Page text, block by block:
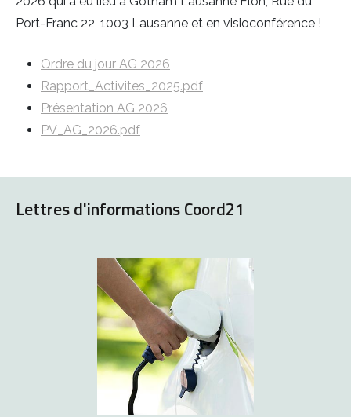
Port-Franc 22, 1003 Lausanne et en visioconférence !
Ordre du jour AG 2026
Rapport_Activites_2025.pdf
Présentation AG 2026
PV_AG_2026.pdf
Lettres d'informations Coord21